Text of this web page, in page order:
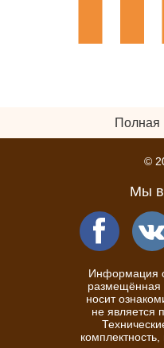
Полная
©
Мы в
Информация
размещённая
носит
не является